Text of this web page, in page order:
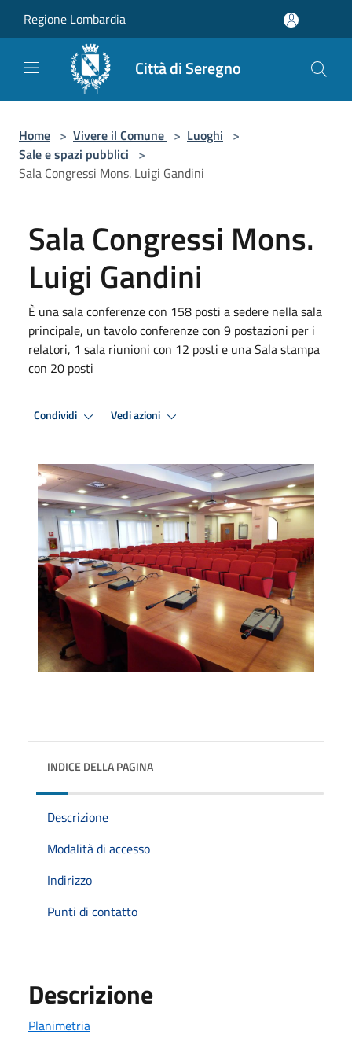
Regione Lombardia
Città di Seregno
Home > Vivere il Comune > Luoghi >
Sale e spazi pubblici >
Sala Congressi Mons. Luigi Gandini
Sala Congressi Mons.
Luigi Gandini
È una sala conferenze con 158 posti a sedere nella sala
principale, un tavolo conferenze con 9 postazioni per i
relatori, 1 sala riunioni con 12 posti e una Sala stampa
con 20 posti
Condividi Vedi azioni
INDICE DELLA PAGINA
Descrizione
Modalità di accesso
Indirizzo
Punti di contatto
Descrizione
Planimetria